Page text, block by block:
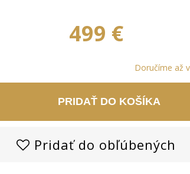
499 €
Doručíme až
PRIDAŤ DO KOŠÍKA
Pridať do obľúbených